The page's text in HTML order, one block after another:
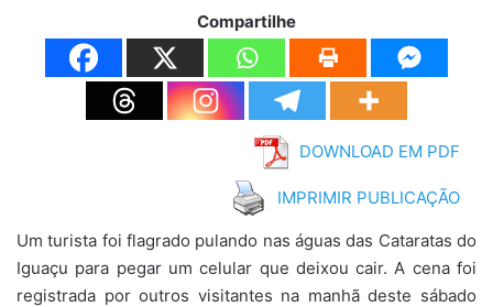
Compartilhe
DOWNLOAD EM PDF
IMPRIMIR PUBLICAÇÃO
Um turista foi flagrado pulando nas águas das Cataratas do
Iguaçu para pegar um celular que deixou cair. A cena foi
registrada por outros visitantes na manhã deste sábado